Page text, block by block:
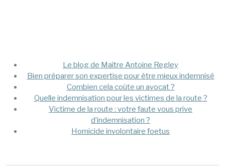
Mega MenuLe blog de Maître Antoine Regley
Bien préparer son expertise pour être mieux indemnisé
Combien cela coûte un avocat ?
Quelle indemnisation pour les victimes de la route ?
Victime de la route : votre faute vous prive
d’indemnisation ?
Homicide involontaire foetus